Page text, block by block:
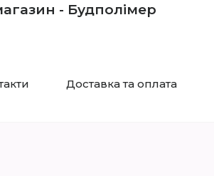
- Будполімер
Доставка та оплата